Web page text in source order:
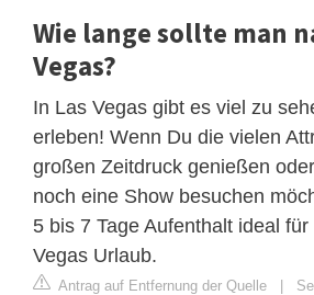
Wie lange sollte man
Vegas?
In Las Vegas gibt es viel zu
erleben! Wenn Du die vielen
großen Zeitdruck genießen
noch eine Show besuchen
5 bis 7 Tage Aufenthalt ideal
Vegas Urlaub.
Antrag auf Entfernung der Quelle |